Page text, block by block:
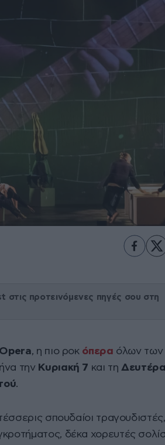
στις προτεινόμενες πηγές σου στη
, η πιο ροκ όπερα όλων των
την Κυριακή 7 και τηΔευτέρα
.
σπουδαίοι
δέκα χορευτές